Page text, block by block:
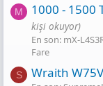
M 1000 - 1500
kişi okuyor)
En son: mX-
Fare
S Wraith